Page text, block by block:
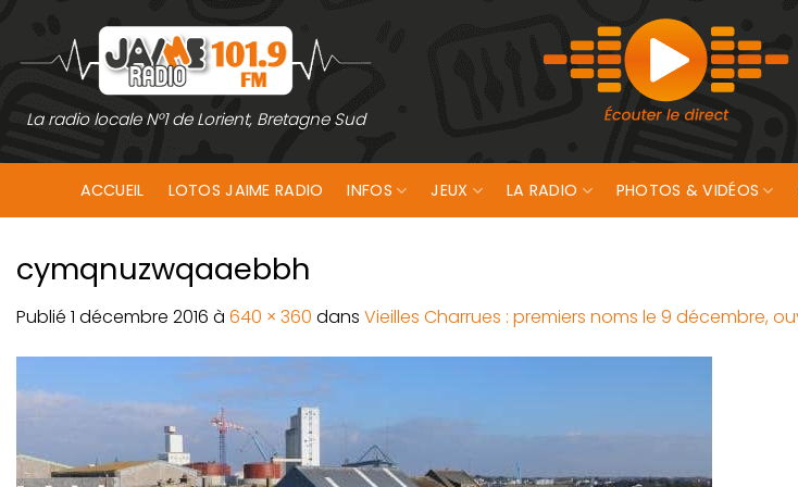
contenu
La radio locale N°1 de Lorient, Bretagne Sud
ACCUEIL LOTOS JAIME RADIO INFOS JEUX LA RADIO PHOTOS & VIDÉOS
cymqnuzwqaaebbh
Publié 1 décembre 2016 à 640 × 360 dans Vieilles Charrues : premiers noms le 9 décembre,